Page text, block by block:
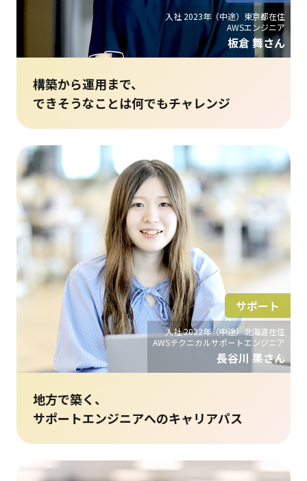
入社 2023年（中途）東京都在住
AWSエンジニア
板倉 舞さん
構築から運用まで、
できそうなことは何でもチャレンジ
入社 2022年（中途）北海道在住
AWSテクニカルサポートエンジニア
長谷川 果さん
サポート
地方で築く、
サポートエンジニアへのキャリアパス